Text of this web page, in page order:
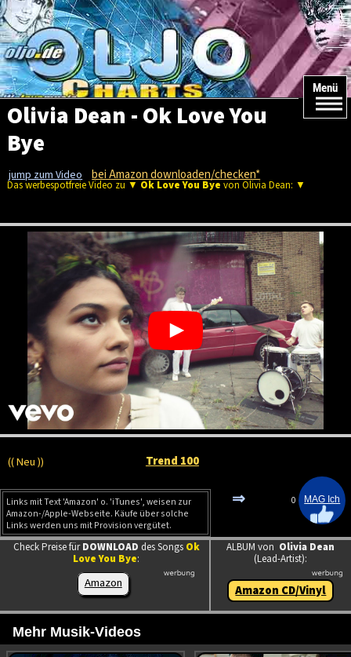
Menü
Olivia Dean - Ok Love You
Bye
jump zum Video bei Amazon downloaden/checken*
Das werbespotfreie Video zu ▼ Ok Love You Bye von Olivia Dean: ▼
(( Neu )) Trend 100
Links mit Text 'Amazon' o. 'iTunes', weisen zur
Amazon-/Apple-Webseite. Käufe über solche
Links werden uns mit Provision vergütet.
⇒ 0
Check Preise fürDOWNLOAD des Songs Ok
Love You Bye:
Amazon
ALBUM von Olivia Dean
(Lead-Artist):
Amazon CD/Vinyl
Mehr Musik-Videos